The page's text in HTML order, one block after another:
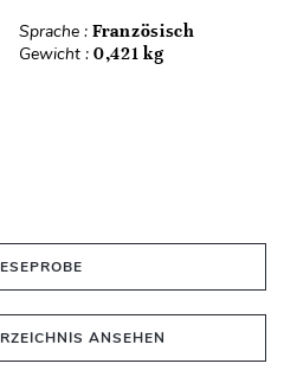
Sprache : Französisch
Gewicht : 0,421 kg
ANSEHEN